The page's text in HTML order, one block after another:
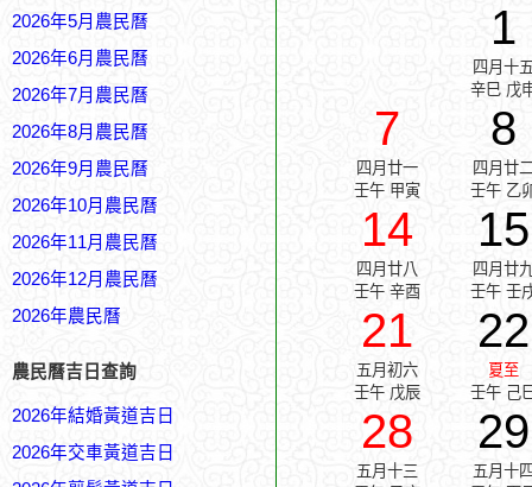
2026年5月農民曆
2026年6月農民曆
2026年7月農民曆
2026年8月農民曆
2026年9月農民曆
2026年10月農民曆
2026年11月農民曆
2026年12月農民曆
2026年農民曆
農民曆吉日查詢
2026年結婚黃道吉日
2026年交車黃道吉日
1
四月十
辛巳 戊
7
四月廿一
壬午 甲寅
8
四月廿
壬午 乙
14
四月廿八
壬午 辛酉
15
四月廿
壬午 壬
21
五月初六
壬午 戊辰
22
夏至
壬午 己
28
五月十三
29
五月十